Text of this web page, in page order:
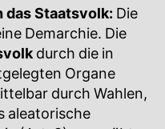
das Staatsvolk: Die
Demarchie. Die
durch die in
Organe
durch Wahlen,
aleatorische